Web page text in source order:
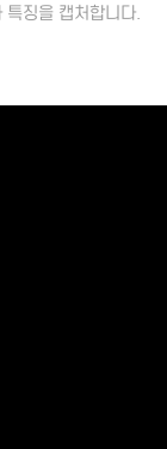
특징을 캡처합니다.